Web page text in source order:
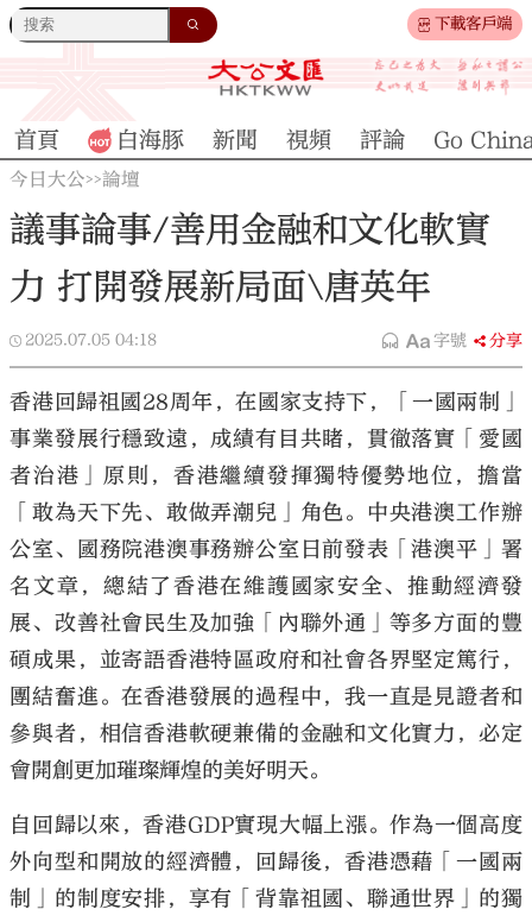
下載客戶端
大公文匯
首頁 白海豚 新聞 視頻 評論 Go
今日大公>>論壇
議事論事/善用金融和文化軟實
力 打開發展新局面\唐英年
2025.07.05 04:18 字號 分享
香港回歸祖國28周年，在國家支持下，「一國兩制」
事業發展行穩致遠，成績有目共睹，貫徹落實「愛國
者治港」原則，香港繼續發揮獨特優勢地位，擔當
「敢為天下先、敢做弄潮兒」角色。中央港澳工作辦
公室、國務院港澳事務辦公室日前發表「港澳平」署
名文章，總結了香港在維護國家安全、推動經濟發
展、改善社會民生及加強「內聯外通」等多方面的豐
碩成果，並寄語香港特區政府和社會各界堅定篤行，
團結奮進。在香港發展的過程中，我一直是見證者和
參與者，相信香港軟硬兼備的金融和文化實力，必定
會開創更加璀璨輝煌的美好明天。
自回歸以來，香港GDP實現大幅上漲。作為一個高度
外向型和開放的經濟體，回歸後，香港憑藉「一國兩
制」的制度安排，享有「背靠祖國、聯通世界」的獨